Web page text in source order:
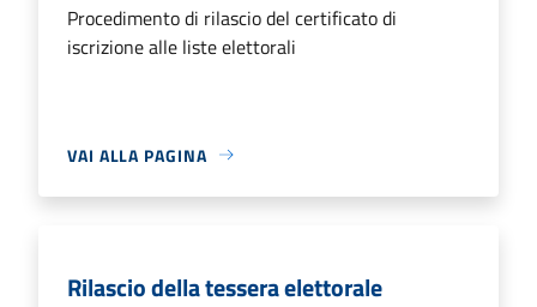
Procedimento di rilascio del certificato di
iscrizione alle liste elettorali
VAI ALLA PAGINA
Rilascio della tessera elettorale